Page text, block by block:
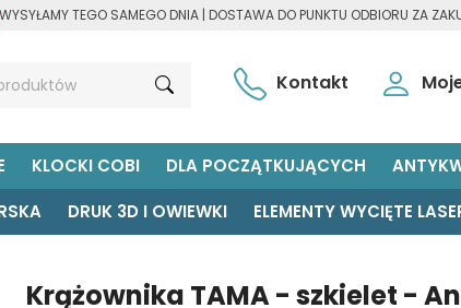
WYSYŁAMY TEGO SAMEGO DNIA | DOSTAWA DO PUNKTU ODBIORU ZA
Kontakt
KLOCKI COBI DLA POCZĄTKUJĄCYCH
DRUK 3D I OWIEWKI ELEMENTY WYCIĘTE
Krążownika TAMA - szkielet -